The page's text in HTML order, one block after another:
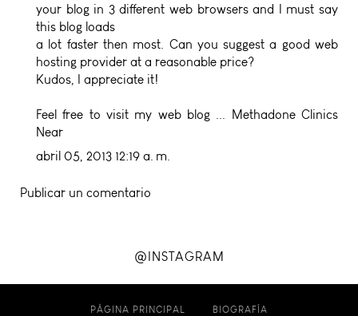
your blog in 3 different web browsers and I must say
this blog loads
a lot faster then most. Can you suggest a good web
hosting provider at a reasonable price?
Kudos, I appreciate it!
Feel free to visit my web blog ... Methadone Clinics
Near
abril 05, 2013 12:19 a. m.
Publicar un comentario
@INSTAGRAM
PÁGINA PRINCIPAL BIOGRAFÍA